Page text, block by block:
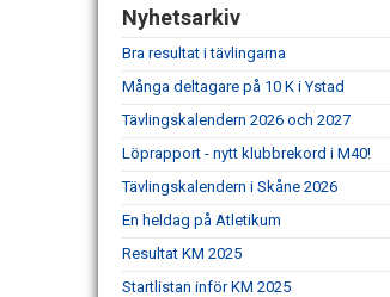
Nyhetsarkiv
Bra resultat i tävlingarna
Många deltagare på 10 K i Ystad
Tävlingskalendern 2026 och 2027
Löprapport - nytt klubbrekord i M40!
Tävlingskalendern i Skåne 2026
En heldag på Atletikum
Resultat KM 2025
Startlistan inför KM 2025